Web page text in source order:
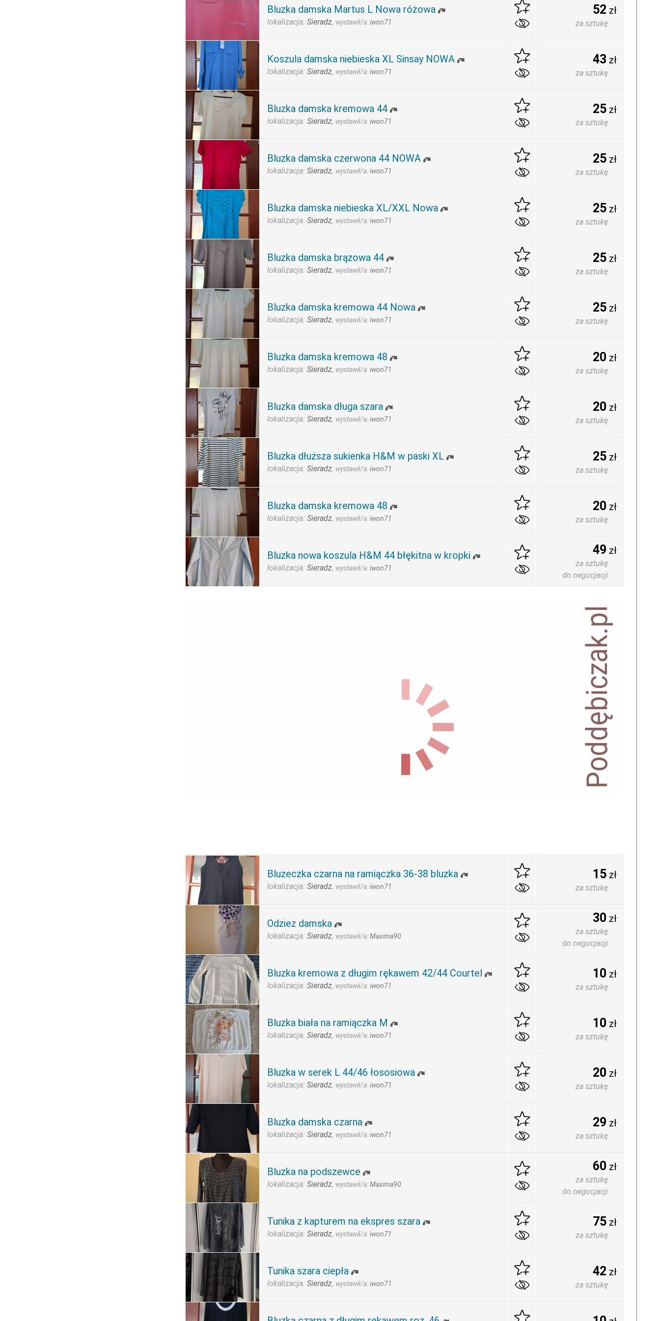
Bluzka damska Martus L Nowa różowa
lokalizacja: Sieradz, wystawił/a:iwon71
52 zł
za sztukę
Koszula damska niebieska XL Sinsay NOWA
lokalizacja: Sieradz, wystawił/a:iwon71
43 zł
za sztukę
Bluzka damska kremowa 44
lokalizacja: Sieradz, wystawił/a:iwon71
25 zł
za sztukę
Bluzka damska czerwona 44 NOWA
lokalizacja: Sieradz, wystawił/a:iwon71
25 zł
za sztukę
Bluzka damska niebieska XL/XXL Nowa
lokalizacja: Sieradz, wystawił/a:iwon71
25 zł
za sztukę
Bluzka damska brązowa 44
lokalizacja: Sieradz, wystawił/a:iwon71
25 zł
za sztukę
Bluzka damska kremowa 44 Nowa
lokalizacja: Sieradz, wystawił/a:iwon71
25 zł
za sztukę
Bluzka damska kremowa 48
lokalizacja: Sieradz, wystawił/a:iwon71
20 zł
za sztukę
Bluzka damska długa szara
lokalizacja: Sieradz, wystawił/a:iwon71
20 zł
za sztukę
Bluzka dłuższa sukienka H&M w paski XL
lokalizacja: Sieradz, wystawił/a:iwon71
25 zł
za sztukę
Bluzka damska kremowa 48
lokalizacja: Sieradz, wystawił/a:iwon71
20 zł
za sztukę
Bluzka nowa koszula H&M 44 błękitna w kropki
lokalizacja: Sieradz, wystawił/a:iwon71
49 zł
za sztukę
do negocjacji
Bluzeczka czarna na ramiączka 36-38 bluzka
lokalizacja: Sieradz, wystawił/a:iwon71
15 zł
za sztukę
Odziez damska
lokalizacja: Sieradz, wystawił/a:Maxima90
30 zł
za sztukę
do negocjacji
Bluzka kremowa z długim rękawem 42/44 Courtel
lokalizacja: Sieradz, wystawił/a:iwon71
10 zł
za sztukę
Bluzka biała na ramiączka M
lokalizacja: Sieradz, wystawił/a:iwon71
10 zł
za sztukę
Bluzka w serek L 44/46 łososiowa
lokalizacja: Sieradz, wystawił/a:iwon71
20 zł
za sztukę
Bluzka damska czarna
lokalizacja: Sieradz, wystawił/a:iwon71
29 zł
za sztukę
Bluzka na podszewce
lokalizacja: Sieradz, wystawił/a:Maxima90
60 zł
za sztukę
do negocjacji
Tunika z kapturem na ekspres szara
lokalizacja: Sieradz, wystawił/a:iwon71
75 zł
za sztukę
Tunika szara ciepła
lokalizacja: Sieradz, wystawił/a:iwon71
42 zł
za sztukę